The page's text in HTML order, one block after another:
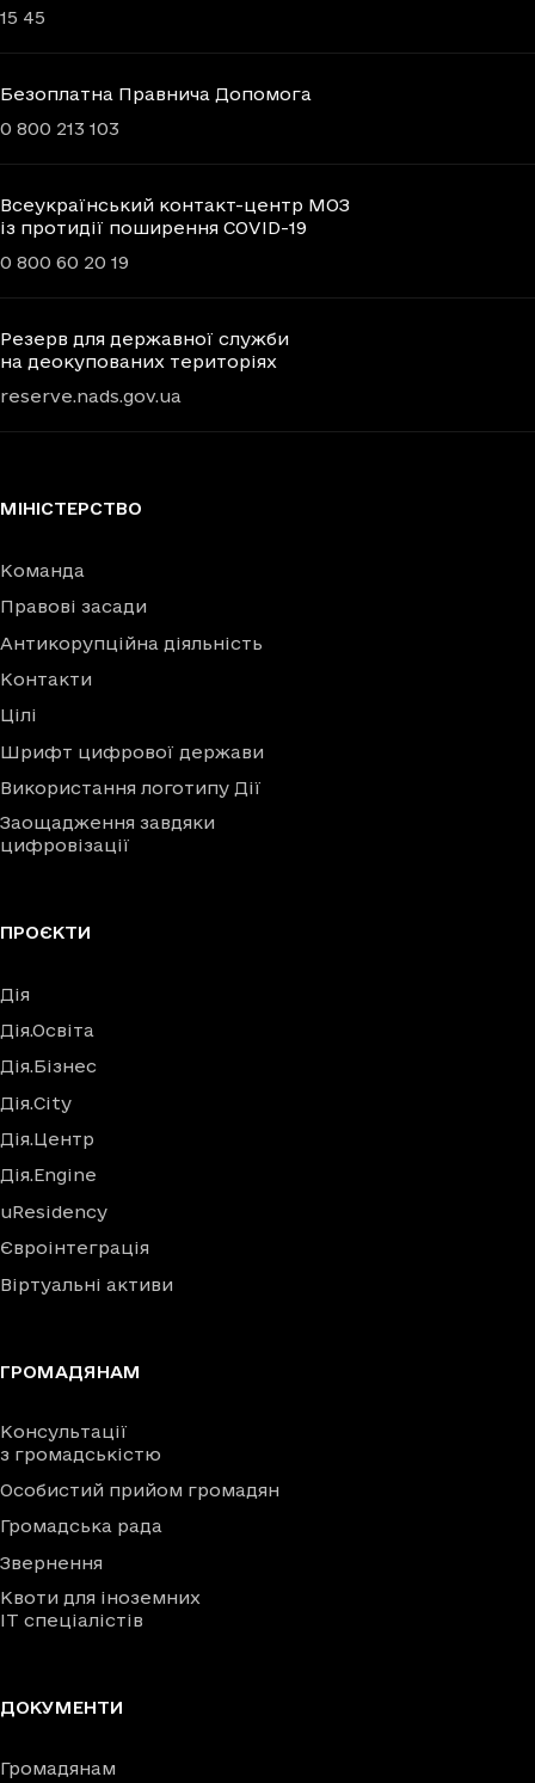
15 45
Безоплатна Правнича Допомога
0 800 213 103
Всеукраїнський контакт-центр МОЗ
із протидії поширення COVID-19
0 800 60 20 19
Резерв для державної служби
на деокупованих територіях
reserve.nads.gov.ua
МІНІСТЕРСТВО
Команда
Правові засади
Антикорупційна діяльність
Контакти
Цілі
Шрифт цифрової держави
Використання логотипу Дії
Заощадження завдяки
цифровізації
ПРОЄКТИ
Дія
Дія.Освіта
Дія.Бізнес
Дія.City
Дія.Центр
Дія.Engine
uResidency
Євроінтеграція
Віртуальні активи
ГРОМАДЯНАМ
Консультації
з громадськістю
Особистий прийом громадян
Громадська рада
Звернення
Квоти для іноземних
IT спеціалістів
ДОКУМЕНТИ
Громадянам